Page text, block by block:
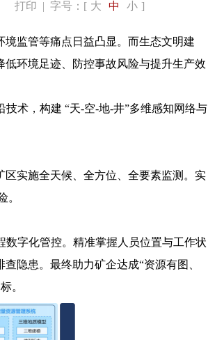
打印 字号：[ 大 中 小 ]
监管等痛点日益凸显。而生态文明建
环境足迹、防控事故风险与提升生产效
术，构建 “天-空-地-井”多维感知网络与
实施全天候、全方位、全要素监测。实
。
字化管控。精准掌握人员位置与工作状
隐患。最终助力矿企达成“资源有图、
。